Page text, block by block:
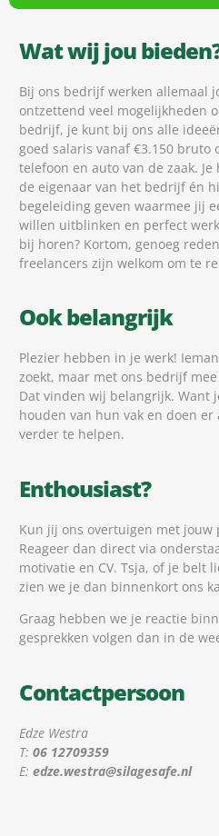
Wat wij jou
Bij ons bedrijf werken allemaal
ontzettend veel mogelijkheden
bedrijf, je kunt bij ons alle
goed salaris vanaf €3.150 bruto
telefoon en auto van de zaak.
de eigenaar van het bedrijf én
begeleiding geven waarmee jij
willen uitblinken en perfect
bij horen? Kortom, genoeg
freelancers zijn welkom om te
Ook belangrijk
Plezier hebben in je werk!
zoekt, maar met ons bedrijf
Dat vinden wij belangrijk. Want
houden van hun vak en doen
verder te helpen.
Enthousiast?
Kun jij ons overtuigen met jouw
Reageer dan direct via
motivatie en CV. Tsja, of je belt
zien we je dan binnenkort ons
Graag hebben we je reactie
gesprekken volgen dan in de
Contactpersoon
Edze Westra
T: 06 12709359
E: edze.westra@silagesafe.nl